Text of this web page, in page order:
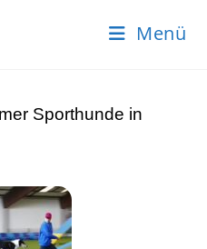
Menü
Sporthunde in